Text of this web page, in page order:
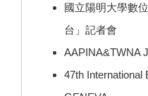
國立陽明大學數
台」記者會
AAPINA&TWNA
47th International